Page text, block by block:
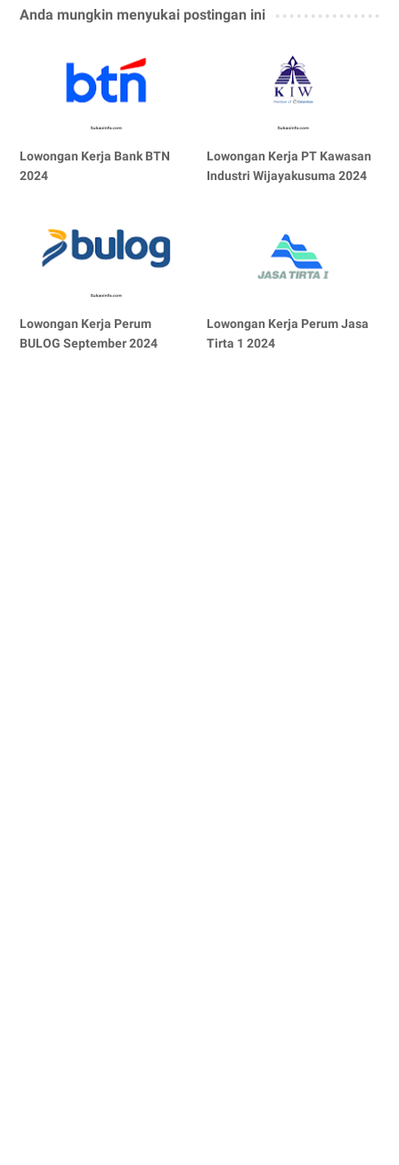
Anda mungkin menyukai postingan ini
Lowongan Kerja Bank BTN
2024
Lowongan Kerja PT Kawasan
Industri Wijayakusuma 2024
Lowongan Kerja Perum
BULOG September 2024
Lowongan Kerja Perum Jasa
Tirta 1 2024